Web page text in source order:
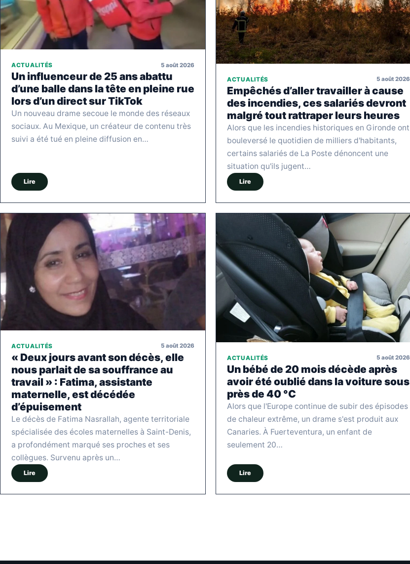
ACTUALITÉS 5 août 2026
Un influenceur de 25 ans abattu
d’une balle dans la tête en pleine rue
lors d’un direct sur TikTok
Un nouveau drame secoue le monde des réseaux
sociaux. Au Mexique, un créateur de contenu très
suivi a été tué en pleine diffusion en…
Lire
ACTUALITÉS 5 août 2026
Empêchés d’aller travailler à cause
des incendies, ces salariés devront
malgré tout rattraper leurs heures
Alors que les incendies historiques en Gironde ont
bouleversé le quotidien de milliers d'habitants,
certains salariés de La Poste dénoncent une
situation qu'ils jugent…
Lire
ACTUALITÉS 5 août 2026
« Deux jours avant son décès, elle
nous parlait de sa souffrance au
travail » : Fatima, assistante
maternelle, est décédée
d’épuisement
Le décès de Fatima Nasrallah, agente territoriale
spécialisée des écoles maternelles à Saint-Denis,
a profondément marqué ses proches et ses
collègues. Survenu après un…
Lire
ACTUALITÉS 5 août 2026
Un bébé de 20 mois décède après
avoir été oublié dans la voiture sous
près de 40 °C
Alors que l'Europe continue de subir des épisodes
de chaleur extrême, un drame s'est produit aux
Canaries. À Fuerteventura, un enfant de
seulement 20…
Lire